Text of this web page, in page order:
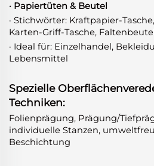
· Papiertüten & Beutel
· Stichwörter: Kraftpapier-
Karten-Griff-Tasche,
· Ideal für: Einzelhandel,
Lebensmittel
Spezielle
Techniken:
Folienprägung, Prägung/
individuelle Stanzen,
Beschichtung